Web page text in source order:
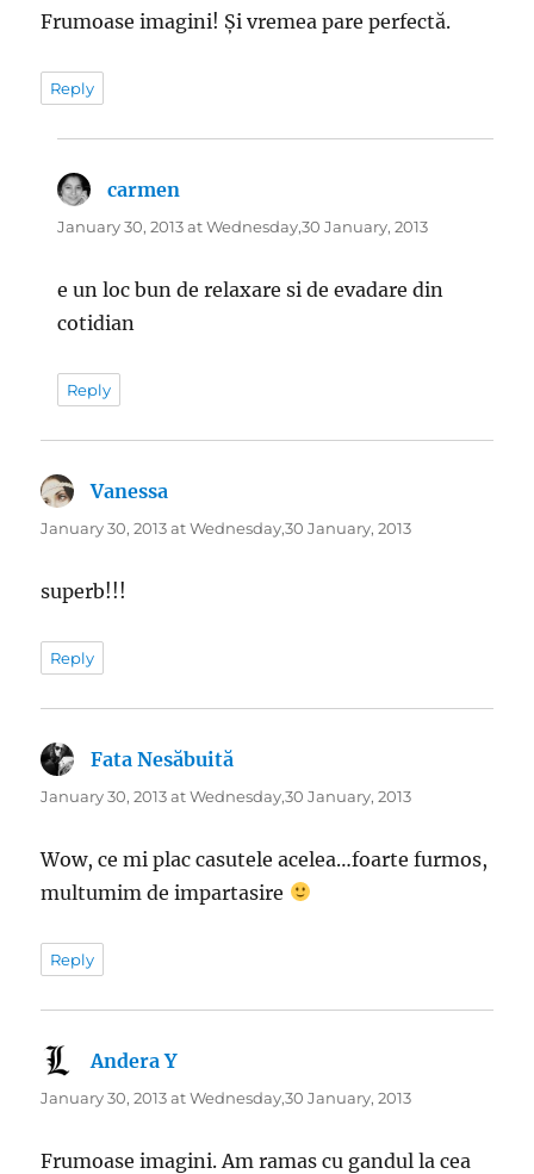
Frumoase imagini! Și vremea pare perfectă.
Reply
carmen
January 30, 2013 at Wednesday,30 January, 2013
e un loc bun de relaxare si de evadare din
cotidian
Reply
Vanessa
January 30, 2013 at Wednesday,30 January, 2013
superb!!!
Reply
Fata Nesăbuită
January 30, 2013 at Wednesday,30 January, 2013
Wow, ce mi plac casutele acelea…foarte furmos,
multumim de impartasire
Reply
Andera Ysays:
January 30, 2013 at Wednesday,30 January, 2013
Frumoase imagini. Am ramas cu gandul la cea